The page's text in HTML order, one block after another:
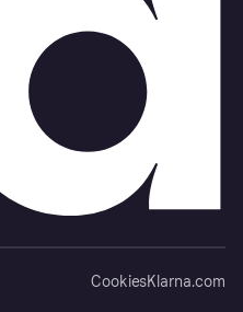
CookiesKlarna.com